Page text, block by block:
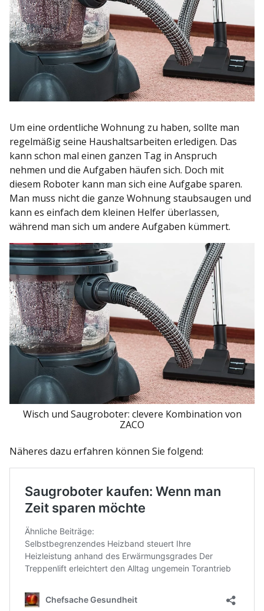
Um eine ordentliche Wohnung zu haben, sollte man
regelmäßig seine Haushaltsarbeiten erledigen. Das
kann schon mal einen ganzen Tag in Anspruch
nehmen und die Aufgaben häufen sich. Doch mit
diesem Roboter kann man sich eine Aufgabe sparen.
Man muss nicht die ganze Wohnung staubsaugen und
kann es einfach dem kleinen Helfer überlassen,
während man sich um andere Aufgaben kümmert.
Wisch und Saugroboter: clevere Kombination von
ZACO
Näheres dazu erfahren können Sie folgend: